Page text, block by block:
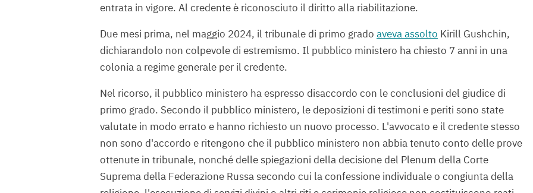
entrata in vigore. Al credente è riconosciuto il diritto alla riabilitazione.
Due mesi prima, nel maggio 2024, il tribunale di primo grado aveva assolto Kirill Gushchin,
dichiarandolo non colpevole di estremismo. Il pubblico ministero ha chiesto 7 anni in una
colonia a regime generale per il credente.
Nel ricorso, il pubblico ministero ha espresso disaccordo con le conclusioni del giudice di
primo grado. Secondo il pubblico ministero, le deposizioni di testimoni e periti sono state
valutate in modo errato e hanno richiesto un nuovo processo. L'avvocato e il credente stesso
non sono d'accordo e ritengono che il pubblico ministero non abbia tenuto conto delle prove
ottenute in tribunale, nonché delle spiegazioni della decisione del Plenum della Corte
Suprema della Federazione Russa secondo cui la confessione individuale o congiunta della